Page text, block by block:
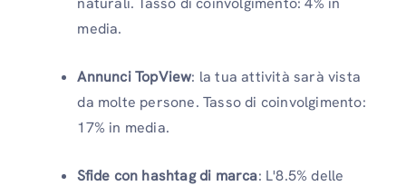
media.
Annunci TopView: la tua attività sarà vista
da molte persone. Tasso di coinvolgimento:
17% in media.
Sfide con hashtag di marca: L'8.5% delle